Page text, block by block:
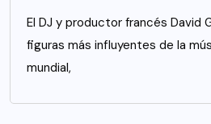
El DJ y productor francés David
figuras más influyentes de la
mundial,